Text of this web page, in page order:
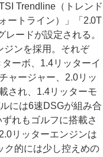
Trendline（トレンド
ートライン）」「2.0T
ードが設定される。
ジンを採用。それぞ
ーボ、1.4リッターイ
ャージャー、2.0リッ
され、1.4リッターモ
には6速DSGが組み合
れもゴルフに搭載さ
リッターエンジンは
ク的には少し控えめの